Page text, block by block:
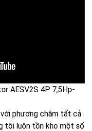
AESV2S 4P 7,5Hp-
với phương châm tất cả
tôi luôn tồn kho một số